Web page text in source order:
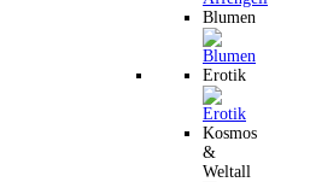
Blumen
Erotik
Kosmos
&
Weltall